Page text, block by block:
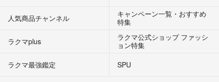
人気商品チャンネル
キャンペーン一覧・おすすめ
特集
ラクマplus
ラクマ公式ショップ ファッシ
ョン特集
ラクマ最強鑑定
SPU